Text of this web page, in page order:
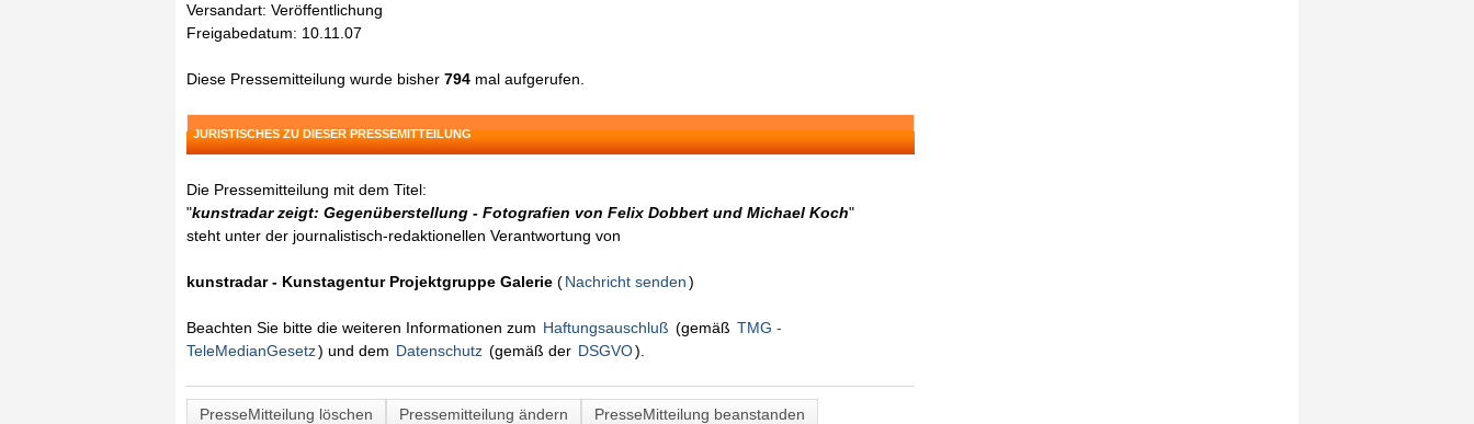
Versandart: Veröffentlichung
Freigabedatum: 10.11.07
Diese Pressemitteilung wurde bisher 794 mal aufgerufen.
JURISTISCHES ZU DIESER PRESSEMITTEILUNG
Die Pressemitteilung mit dem Titel:
"kunstradar zeigt: Gegenüberstellung - Fotografien von Felix Dobbert und Michael Koch"
steht unter der journalistisch-redaktionellen Verantwortung von
kunstradar - Kunstagentur Projektgruppe Galerie (Nachricht senden)
Beachten Sie bitte die weiteren Informationen zum Haftungsauschluß (gemäß TMG -
TeleMedianGesetz) und dem Datenschutz (gemäß der DSGVO).
PresseMitteilung löschen Pressemitteilung ändern PresseMitteilung beanstanden